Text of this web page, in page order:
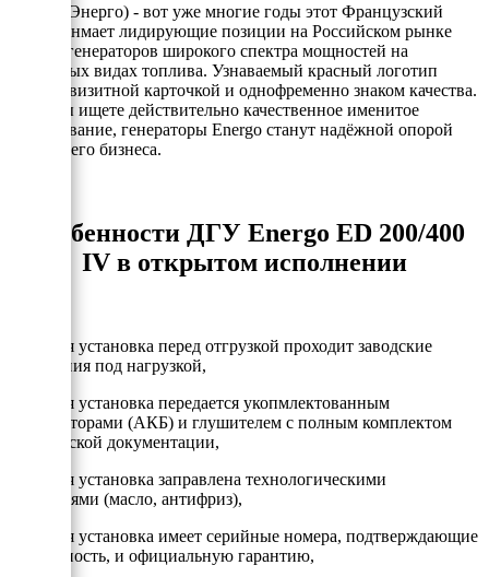
Energo (Энерго) - вот уже многие годы этот Французский
бренд занмает лидирующие позиции на Российском рынке
электрогенераторов широкого спектра мощностей на
различных видах топлива. Узнаваемый красный логотип
явлется визитной карточкой и однофременно знаком качества.
Если Вы ищете действительно качественное именитое
оборудование, генераторы Energo станут надёжной опорой
для Вашего бизнеса.
Особенности ДГУ Energo ED 200/400
IV в открытом исполнении
- Каждая установка перед отгрузкой проходит заводские
испытания под нагрузкой,
- Каждая установка передается укопмлектованным
аккумулторами (АКБ) и глушителем с полным комплектом
технической документации,
- Каждая установка заправлена технологическими
жидкостями (масло, антифриз),
- Каждая установка имеет серийные номера, подтверждающие
подлинность, и официальную гарантию,